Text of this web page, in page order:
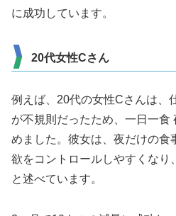
に成功しています。
20代女性Cさん
例えば、20代の女性Cさんは、
が不規則だったため、一日一食
めました。彼女は、夜だけの食
欲をコントロールしやすくなり
と述べています。